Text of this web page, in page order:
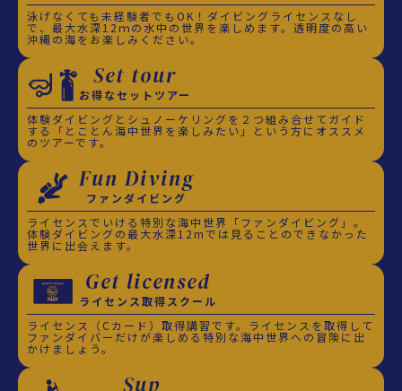
泳げなくても未経験者でもOK！ダイビングライセンスなし
で、最大水深12ｍの水中の世界を楽しめます。透明度の高い
沖縄の海をお楽しみください。
Set tour
お得なセットツアー
体験ダイビングとシュノーケリングを２つ組み合せてガイド
する「とことん海中世界を楽しみたい」という方にオススメ
のツアーです。
Fun Diving
ファンダイビング
ライセンスでいける特別な海中世界「ファンダイビング」。
体験ダイビングの最大水深12mでは見ることのできなかった
世界に出会えます。
Get licensed
ライセンス取得スクール
ライセンス（Cカード）取得講習です。ライセンスを取得して
ファンダイバーだけが楽しめる特別な海中世界への冒険に出
かけましょう。
Sup